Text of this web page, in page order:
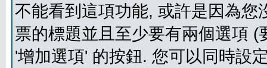
不能看到這項功能, 或許是因為
票的標題並且至少要有兩個選項
'增加選項' 的按鈕. 您可以同時設